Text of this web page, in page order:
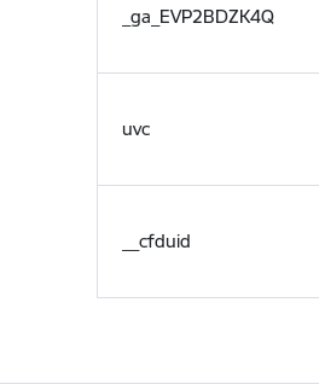
_ga_EVP2BDZK4Q
uvc
__cfduid